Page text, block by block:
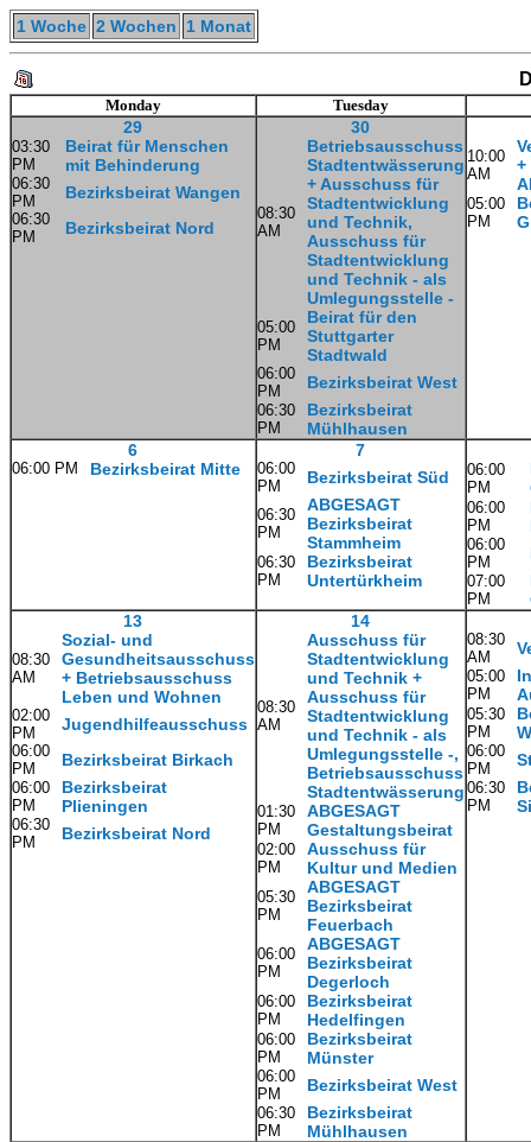
1 Woche 2 Wochen 1 Monat
Monday Tuesday
29
03:30
PM
Beirat für Menschen
mit Behinderung
06:30
PM
Bezirksbeirat Wangen
06:30
PM
Bezirksbeirat Nord
30
08:30
AM
Betriebsausschuss
Stadtentwässerung
+ Ausschuss für
Stadtentwicklung
und Technik,
Ausschuss für
Stadtentwicklung
und Technik - als
Umlegungsstelle -
05:00
PM
Beirat für den
Stuttgarter
Stadtwald
06:00
PM
Bezirksbeirat West
06:30
PM
Bezirksbeirat
Mühlhausen
10:00
AM
+
05:00
PM
6
06:00 PM Bezirksbeirat Mitte
7
06:00
PM
Bezirksbeirat Süd
06:30
PM
ABGESAGT
Bezirksbeirat
Stammheim
06:30
PM
Bezirksbeirat
Untertürkheim
06:00
PM
06:00
PM
06:00
PM
07:00
PM
13
08:30
AM
Sozial- und
Gesundheitsausschuss
+ Betriebsausschuss
Leben und Wohnen
02:00
PM
Jugendhilfeausschuss
06:00
PM
Bezirksbeirat Birkach
06:00
PM
Bezirksbeirat
Plieningen
06:30
PM
Bezirksbeirat Nord
14
08:30
AM
Ausschuss für
Stadtentwicklung
und Technik +
Ausschuss für
Stadtentwicklung
und Technik - als
Umlegungsstelle -,
Betriebsausschuss
Stadtentwässerung
01:30
PM
ABGESAGT
Gestaltungsbeirat
02:00
PM
Ausschuss für
Kultur und Medien
05:30
PM
ABGESAGT
Bezirksbeirat
Feuerbach
06:00
PM
ABGESAGT
Bezirksbeirat
Degerloch
06:00
PM
Bezirksbeirat
Hedelfingen
06:00
PM
Bezirksbeirat
Münster
06:00
PM
Bezirksbeirat West
06:30
PM
Bezirksbeirat
Mühlhausen
08:30
AM
05:00
PM
05:30
PM
06:00
PM
06:30
PM